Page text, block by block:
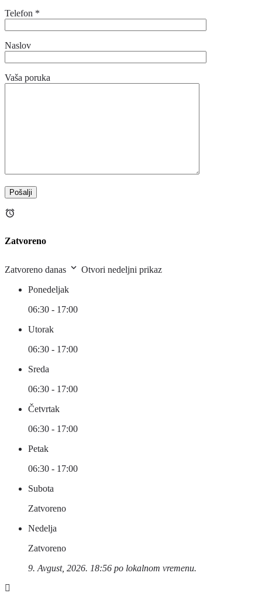
Telefon *
Naslov
Vaša poruka
Zatvoreno
Zatvoreno danas
Otvori nedeljni prikaz
Ponedeljak
06:30 - 17:00
Utorak
06:30 - 17:00
Sreda
06:30 - 17:00
Četvrtak
06:30 - 17:00
Petak
06:30 - 17:00
Subota
Zatvoreno
Nedelja
Zatvoreno
9. Avgust, 2026. 18:56 po lokalnom vremenu.